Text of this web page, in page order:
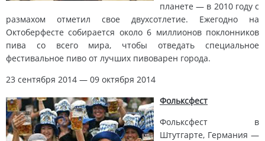
планете — в 2010 году с
размахом отметил свое двухсотлетие. Ежегодно на
Октоберфесте собирается около 6 миллионов поклонников
пива со всего мира, чтобы отведать специальное
фестивальное пиво от лучших пивоварен города.
23 сентября 2014 — 09 октября 2014
Фольксфест
Фольксфест в
Штутгарте, Германия —